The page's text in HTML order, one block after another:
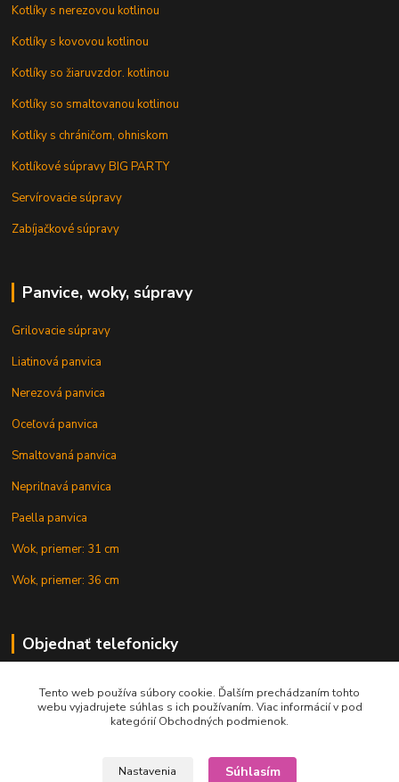
Kotlíky s nerezovou kotlinou
Kotlíky s kovovou kotlinou
Kotlíky so žiaruvzdor. kotlinou
Kotlíky so smaltovanou kotlinou
Kotlíky s chráničom, ohniskom
Kotlíkové súpravy BIG PARTY
Servírovacie súpravy
Zabíjačkové súpravy
Panvice, woky, súpravy
Grilovacie súpravy
Liatinová panvica
Nerezová panvica
Oceľová panvica
Smaltovaná panvica
Nepriľnavá panvica
Paella panvica
Wok, priemer: 31 cm
Wok, priemer: 36 cm
Objednať telefonicky
+421 902 212 007
Tento web používa súbory cookie. Ďalším prechádzaním tohto
webu vyjadrujete súhlas s ich používaním. Viac informácií v pod
kategórií Obchodných podmienok.
Nastavenia Súhlasím